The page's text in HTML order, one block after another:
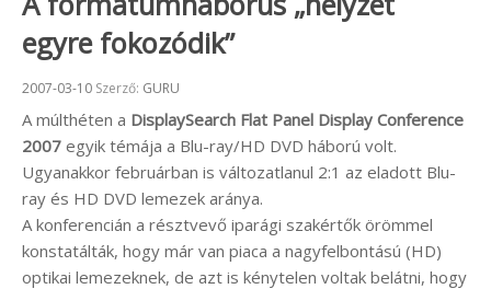
egyre fokozódik”
Beküldve:
2007-03-10 Szerző: GURU
A múlthéten a DisplaySearch Flat Panel Display Conference
2007 egyik témája a Blu-ray/HD DVD háború volt.
Ugyanakkor februárban is változatlanul 2:1 az eladott Blu-
ray és HD DVD lemezek aránya.
A konferencián a résztvevő iparági szakértők örömmel
konstatálták, hogy már van piaca a nagyfelbontású (HD)
optikai lemezeknek, de azt is kénytelen voltak belátni, hogy